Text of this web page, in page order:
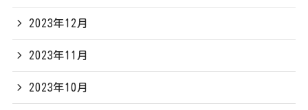
2023年12月
2023年11月
2023年10月